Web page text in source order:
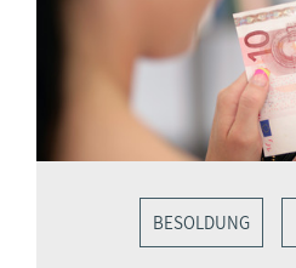
BESOLDUNG